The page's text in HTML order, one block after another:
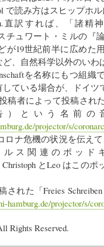
で読み方はスヒップホ
直訳すれば、「諸
スチュワート・ミルの
が19世紀前半に広めた
、自然科学以外のい
を名称にもつ組
ている場合が、ドイツ
稿者によって投稿され
）という名前の
projector/s/
ナ危機の状況を伝えて
ス関連のポッド
とLeo はこの
れた「Freies
hamburg.de/projector/s/
Rights Reserved.